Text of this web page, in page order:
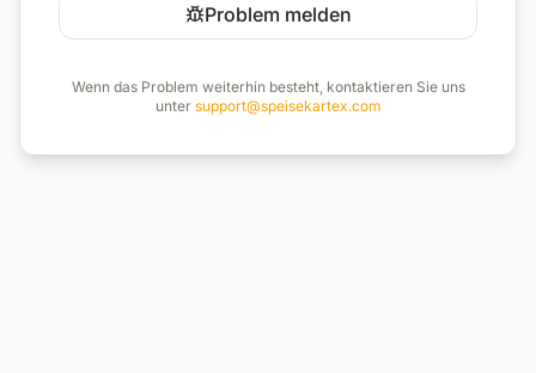
Problem melden
Wenn das Problem weiterhin besteht, kontaktieren Sie uns
unter support@speisekartex.com